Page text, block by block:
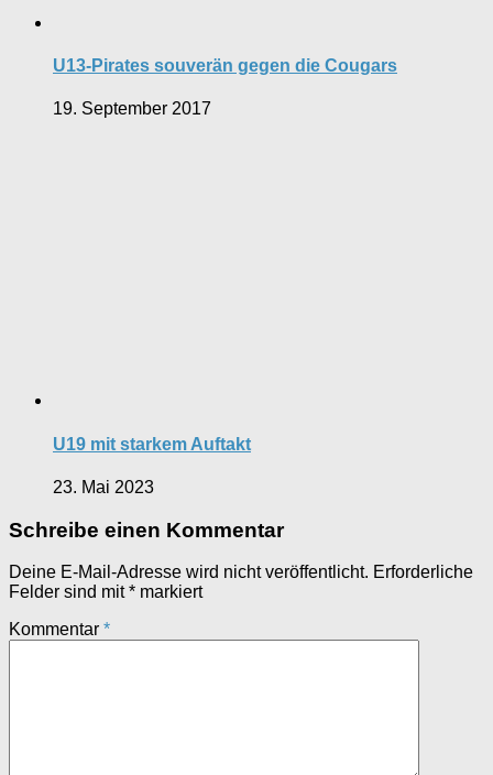
U13-Pirates souverän gegen die Cougars
19. September 2017
U19 mit starkem Auftakt
23. Mai 2023
Schreibe einen Kommentar
Deine E-Mail-Adresse wird nicht veröffentlicht. Erforderliche
Felder sind mit* markiert
Kommentar *